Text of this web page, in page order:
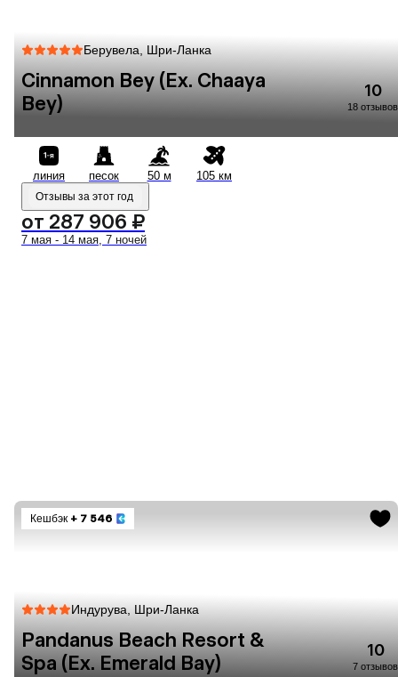
Берувела, Шри-Ланка
Cinnamon Bey (Ex. Chaaya
Bey)
10
18 отзывов
линия песок 50 м 105 км
Отзывы за этот год
от 287 906 ₽
7 мая - 14 мая, 7 ночей
Кешбэк + 7 546
Индурува, Шри-Ланка
Pandanus Beach Resort &
Spa (Ex. Emerald Bay)
10
7 отзывов